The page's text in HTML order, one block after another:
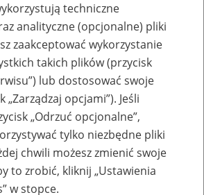
lub
zakładów pracy
techniczne
analityczne (opcjonalne) pliki
zaakceptować wykorzystanie
takich plików (przycisk
lub dostosować swoje
„Zarządzaj opcjami”). Jeśli
„Odrzuć opcjonalne”,
tylko niezbędne pliki
chwili możesz zmienić swoje
to zrobić, kliknij „Ustawienia
w stopce.